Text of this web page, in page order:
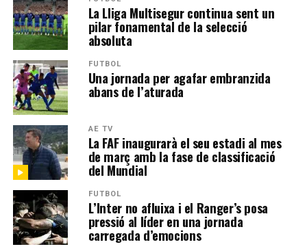
La Lliga Multisegur continua sent un
pilar fonamental de la selecció
absoluta
FUTBOL
Una jornada per agafar embranzida
abans de l’aturada
AE TV
La FAF inaugurarà el seu estadi al mes
de març amb la fase de classificació
del Mundial
FUTBOL
L’Inter no afluixa i el Ranger’s posa
pressió al líder en una jornada
carregada d’emocions